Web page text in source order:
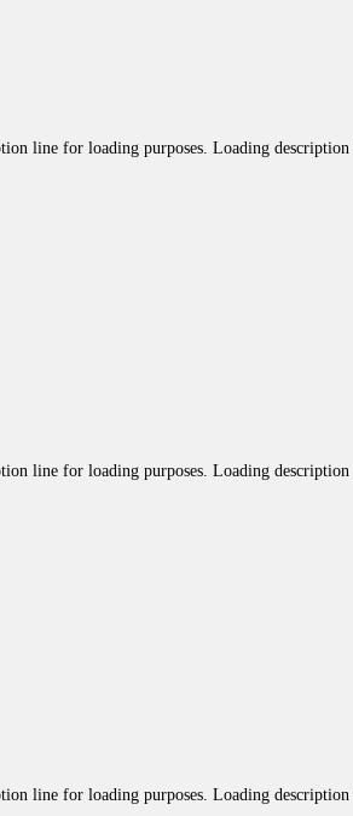
line for loading purposes. Loading description
line for loading purposes. Loading
line for loading purposes. Loading description